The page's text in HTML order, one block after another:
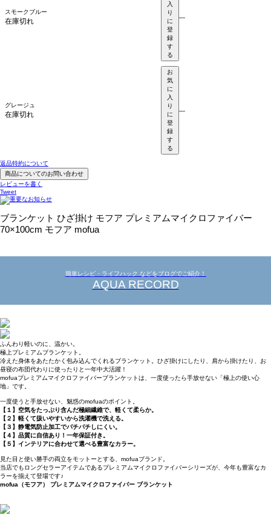
スモークブルー
在庫切れ
入
り
に
登
録
す
る
—
グレージュ
在庫切れ
お
気
に
入
り
に
登
録
す
る
—
返品特約について
商品についてのお問い合わせ
レビューを書く
Tweet
ブランケット ひざ掛け モフア プレミアムマイクロファイバー
70×100cm モフア mofua
簡単レシピ・ライフハック などをブログでご紹介！
AQUA RECORD
ふんわり軽いのに、温かい。
極上プレミアムブランケット。
冷えた身体をあたたかく包み込んでくれるブランケット。ひざ掛けにしたり、肩から掛けたり、お
昼寝の布団代わりに使ったりと一年中大活躍！
mofuaプレミアムマイクロファイバーブランケットは、一度使ったら手放せない「極上の使い心
地」です。
一度使うと手放せない、魅惑のmofuaのポイント。
【１】空気をたっぷり含んだ極細繊維で、軽くて柔らか。
【２】軽くて扱いやすいから洗濯機で洗える。
【３】静電気防止加工でパチパチしにくい。
【４】品質に自信あり！一年保証付き。
【５】インテリアに合わせて選べる豊富なカラー。
見た目と使い勝手の両立をモットーとする、mofuaブランド。
当店でもロングセラーアイテムであるプレミアムマイクロファイバーシリーズが、今年も豊富なカ
ラーを揃えて登場です♪
mofua（モフア） プレミアムマイクロファイバー ブランケット